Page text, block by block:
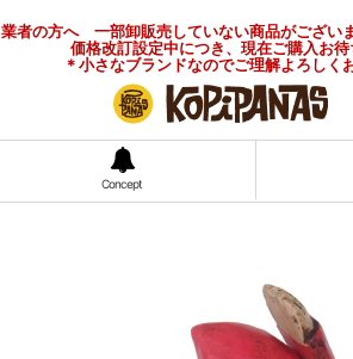
業者の方へ 一部卸販売していない商品がござい
価格改訂設定中につき、現在ご購入お待
＊小さなブランドなのでご理解よろしく
Concept